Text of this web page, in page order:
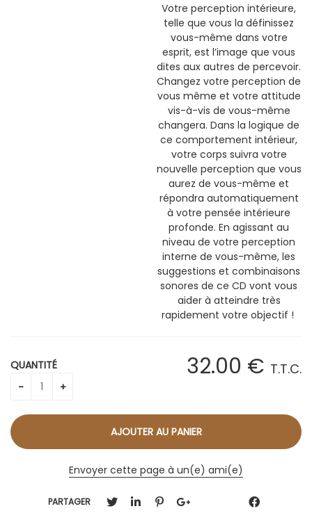
Votre perception intérieure,
telle que vous la définissez
vous-même dans votre
esprit, est l’image que vous
dites aux autres de percevoir.
Changez votre perception de
vous même et votre attitude
vis-à-vis de vous-même
changera. Dans la logique de
ce comportement intérieur,
votre corps suivra votre
nouvelle perception que vous
aurez de vous-même et
répondra automatiquement
à votre pensée intérieure
profonde. En agissant au
niveau de votre perception
interne de vous-même, les
suggestions et combinaisons
sonores de ce CD vont vous
aider à atteindre très
rapidement votre objectif !
32.00 € T.T.C.
QUANTITÉ
Envoyer cette page à un(e) ami(e)
PARTAGER